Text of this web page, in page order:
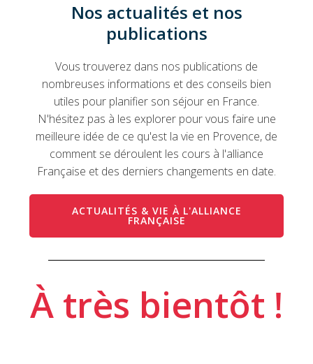
Nos actualités et nos
publications
Vous trouverez dans nos publications de
nombreuses informations et des conseils bien
utiles pour planifier son séjour en France.
N'hésitez pas à les explorer pour vous faire une
meilleure idée de ce qu'est la vie en Provence, de
comment se déroulent les cours à l'alliance
Française et des derniers changements en date.
ACTUALITÉS & VIE À L'ALLIANCE
FRANÇAISE
À très bientôt !